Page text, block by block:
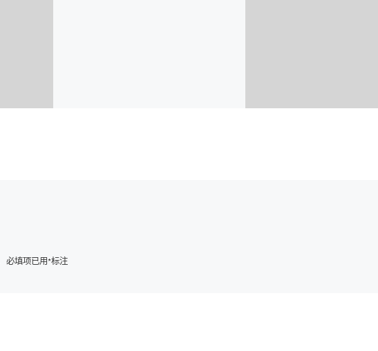
必填项已用*标注